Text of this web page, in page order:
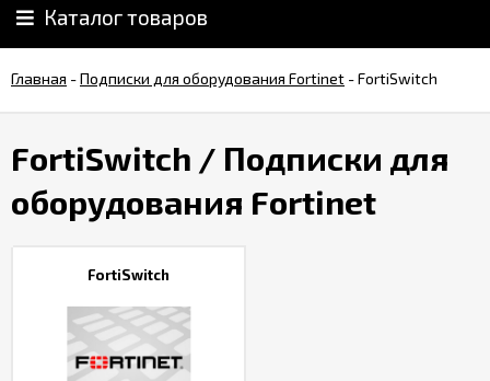
Доставка
и
Каталог товаров
Главная -Подписки для оборудования Fortinet -FortiSwitch
FortiSwitch / Подписки для
оборудования Fortinet
FortiSwitch